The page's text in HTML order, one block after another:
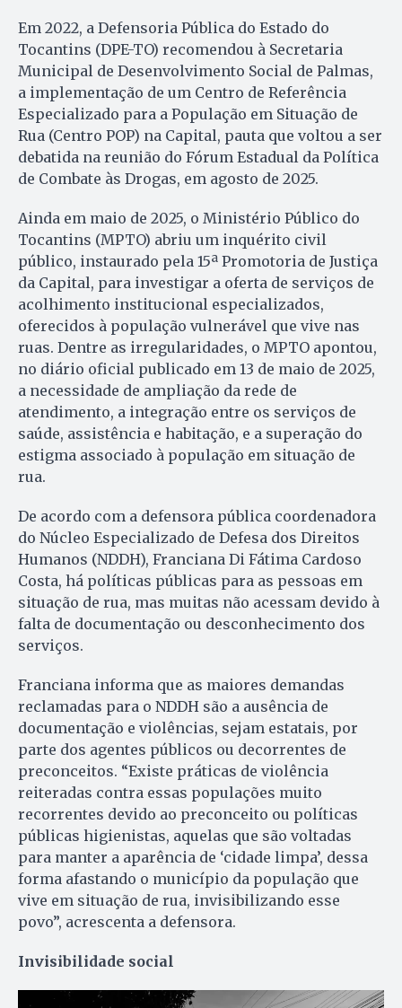
Em 2022, a Defensoria Pública do Estado do
Tocantins (DPE-TO) recomendou à Secretaria
Municipal de Desenvolvimento Social de Palmas,
a implementação de um Centro de Referência
Especializado para a População em Situação de
Rua (Centro POP) na Capital, pauta que voltou a ser
debatida na reunião do Fórum Estadual da Política
de Combate às Drogas, em agosto de 2025.
Ainda em maio de 2025, o Ministério Público do
Tocantins (MPTO) abriu um inquérito civil
público, instaurado pela 15ª Promotoria de Justiça
da Capital, para investigar a oferta de serviços de
acolhimento institucional especializados,
oferecidos à população vulnerável que vive nas
ruas. Dentre as irregularidades, o MPTO apontou,
no diário oficial publicado em 13 de maio de 2025,
a necessidade de ampliação da rede de
atendimento, a integração entre os serviços de
saúde, assistência e habitação, e a superação do
estigma associado à população em situação de
rua.
De acordo com a defensora pública coordenadora
do Núcleo Especializado de Defesa dos Direitos
Humanos (NDDH), Franciana Di Fátima Cardoso
Costa, há políticas públicas para as pessoas em
situação de rua, mas muitas não acessam devido à
falta de documentação ou desconhecimento dos
serviços.
Franciana informa que as maiores demandas
reclamadas para o NDDH são a ausência de
documentação e violências, sejam estatais, por
parte dos agentes públicos ou decorrentes de
preconceitos. “Existe práticas de violência
reiteradas contra essas populações muito
recorrentes devido ao preconceito ou políticas
públicas higienistas, aquelas que são voltadas
para manter a aparência de ‘cidade limpa’, dessa
forma afastando o município da população que
vive em situação de rua, invisibilizando esse
povo”, acrescenta a defensora.
Invisibilidade social